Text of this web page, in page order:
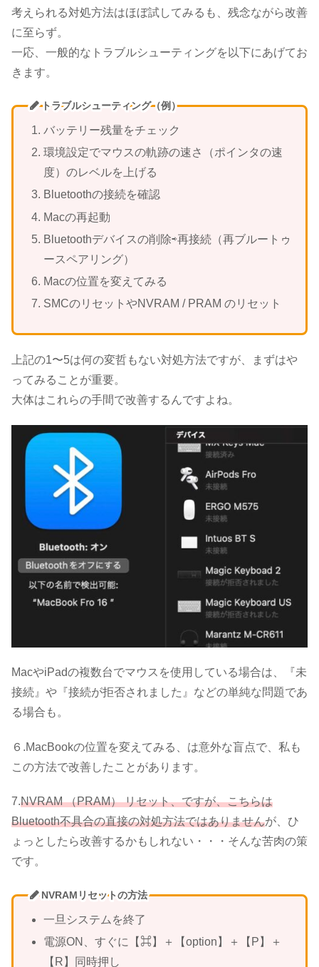
考えられる対処方法はほぼ試してみるも、残念ながら改善
に至らず。
一応、一般的なトラブルシューティングを以下にあげてお
きます。
トラブルシューティング（例）
バッテリー残量をチェック
環境設定でマウスの軌跡の速さ（ポインタの速
度）のレベルを上げる
Bluetoothの接続を確認
Macの再起動
Bluetoothデバイスの削除⇨再接続（再ブルートゥ
ースペアリング）
Macの位置を変えてみる
SMCのリセットやNVRAM / PRAM のリセット
上記の1〜5は何の変哲もない対処方法ですが、まずはや
ってみることが重要。
大体はこれらの手間で改善するんですよね。
MacやiPadの複数台でマウスを使用している場合は、『未
接続』や『接続が拒否されました』などの単純な問題であ
る場合も。
６.MacBookの位置を変えてみる、は意外な盲点で、私も
この方法で改善したことがあります。
7.NVRAM （PRAM） リセット、ですが、こちらは
Bluetooth不具合の直接の対処方法ではありませんが、ひ
ょっとしたら改善するかもしれない・・・そんな苦肉の策
です。
NVRAMリセットの方法
一旦システムを終了
電源ON、すぐに【⌘】＋【option】＋【P】＋
【R】同時押し